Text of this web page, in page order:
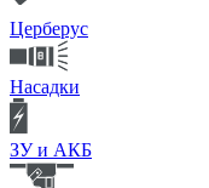
Церберус
Насадки
ЗУ и АКБ